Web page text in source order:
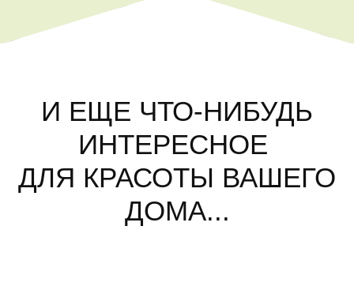
И ЕЩЕ ЧТО-НИБУДЬ
ИНТЕРЕСНОЕ
ДЛЯ КРАСОТЫ ВАШЕГО
ДОМА...